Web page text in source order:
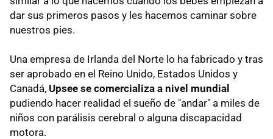
dar sus primeros pasos y les hacemos caminar sobre
nuestros pies.
Una empresa de Irlanda del Norte lo ha fabricado y tras
ser aprobado en el Reino Unido, Estados Unidos y
Canadá, Upsee se comercializa a nivel mundial
pudiendo hacer realidad el sueño de "andar" a miles de
niños con parálisis cerebral o alguna discapacidad
motora.